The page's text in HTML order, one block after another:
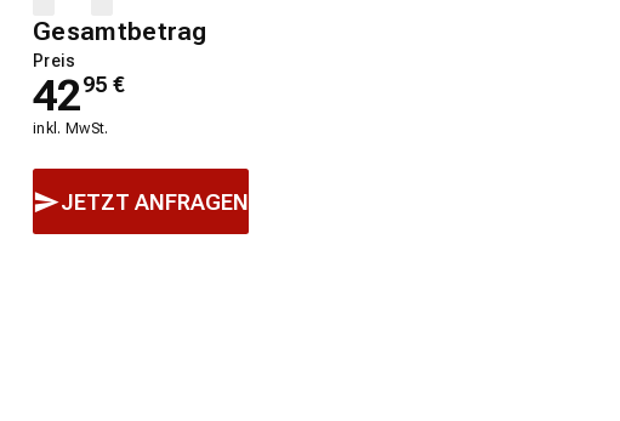
Gesamtbetrag
Preis
4295 €
inkl. MwSt.
JETZT ANFRAGEN